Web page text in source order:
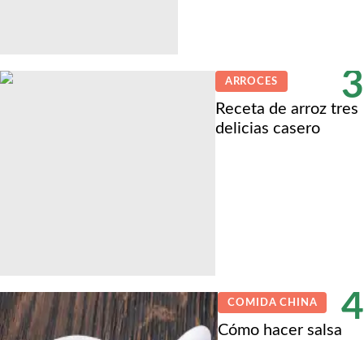
3
ARROCES
Receta de arroz tres
delicias casero
4
COMIDA CHINA
Cómo hacer salsa